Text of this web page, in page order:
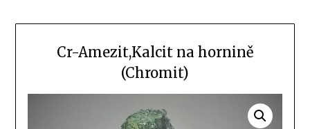
Cr-Amezit,Kalcit na hornině
(Chromit)